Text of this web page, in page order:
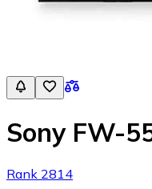
Sony FW-
Rank 2814